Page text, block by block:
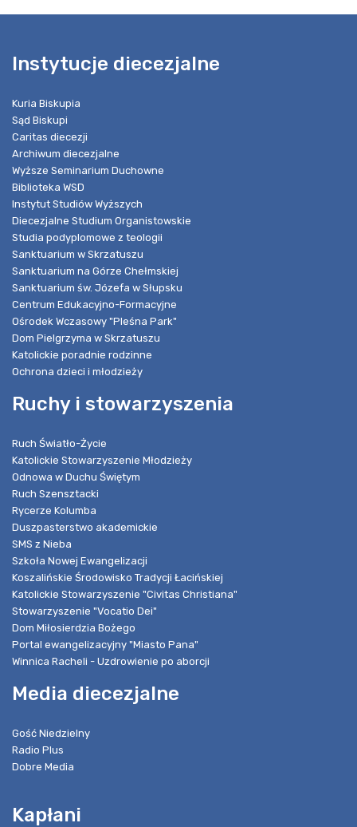
Instytucje diecezjalne
Kuria Biskupia
Sąd Biskupi
Caritas diecezji
Archiwum diecezjalne
Wyższe Seminarium Duchowne
Biblioteka WSD
Instytut Studiów Wyższych
Diecezjalne Studium Organistowskie
Studia podyplomowe z teologii
Sanktuarium w Skrzatuszu
Sanktuarium na Górze Chełmskiej
Sanktuarium św. Józefa w Słupsku
Centrum Edukacyjno-Formacyjne
Ośrodek Wczasowy "Pleśna Park"
Dom Pielgrzyma w Skrzatuszu
Katolickie poradnie rodzinne
Ochrona dzieci i młodzieży
Ruchy i stowarzyszenia
Ruch Światło-Życie
Katolickie Stowarzyszenie Młodzieży
Odnowa w Duchu Świętym
Ruch Szensztacki
Rycerze Kolumba
Duszpasterstwo akademickie
SMS z Nieba
Szkoła Nowej Ewangelizacji
Koszalińskie Środowisko Tradycji Łacińskiej
Katolickie Stowarzyszenie "Civitas Christiana"
Stowarzyszenie "Vocatio Dei"
Dom Miłosierdzia Bożego
Portal ewangelizacyjny "Miasto Pana"
Winnica Racheli - Uzdrowienie po aborcji
Media diecezjalne
Gość Niedzielny
Radio Plus
Dobre Media
Kapłani